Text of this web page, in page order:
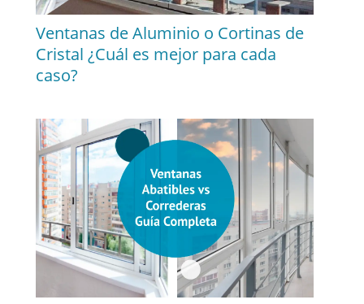
Ventanas de Aluminio o Cortinas de
Cristal ¿Cuál es mejor para cada
caso?